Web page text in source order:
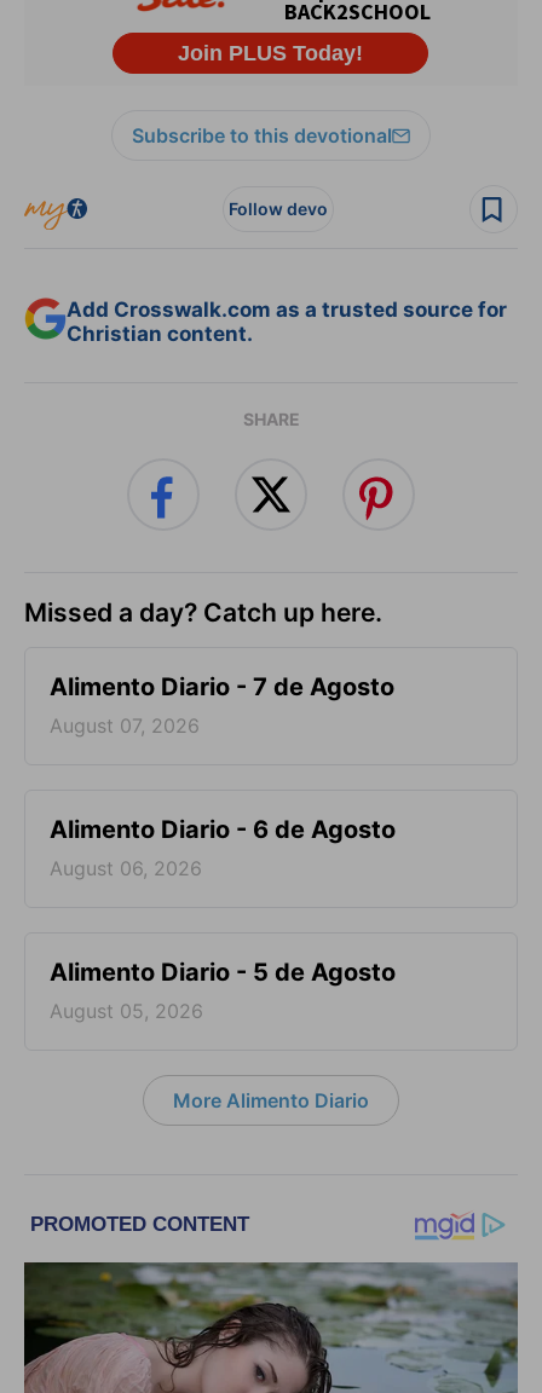
Subscribe to this devotional
Follow devo
Add Crosswalk.com as a trusted source for
Christian content.
SHARE
Missed a day? Catch up here.
Alimento Diario - 7 de Agosto
August 07, 2026
Alimento Diario - 6 de Agosto
August 06, 2026
Alimento Diario - 5 de Agosto
August 05, 2026
More Alimento Diario